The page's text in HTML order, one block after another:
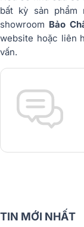
bất kỳ sản
showroom Bảo
website hoặc liên
vấn.
TIN MỚI NHẤT